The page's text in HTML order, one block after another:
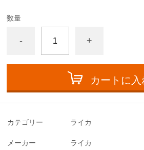
数量
- +
カートに入
カテゴリー ライカ
メーカー ライカ